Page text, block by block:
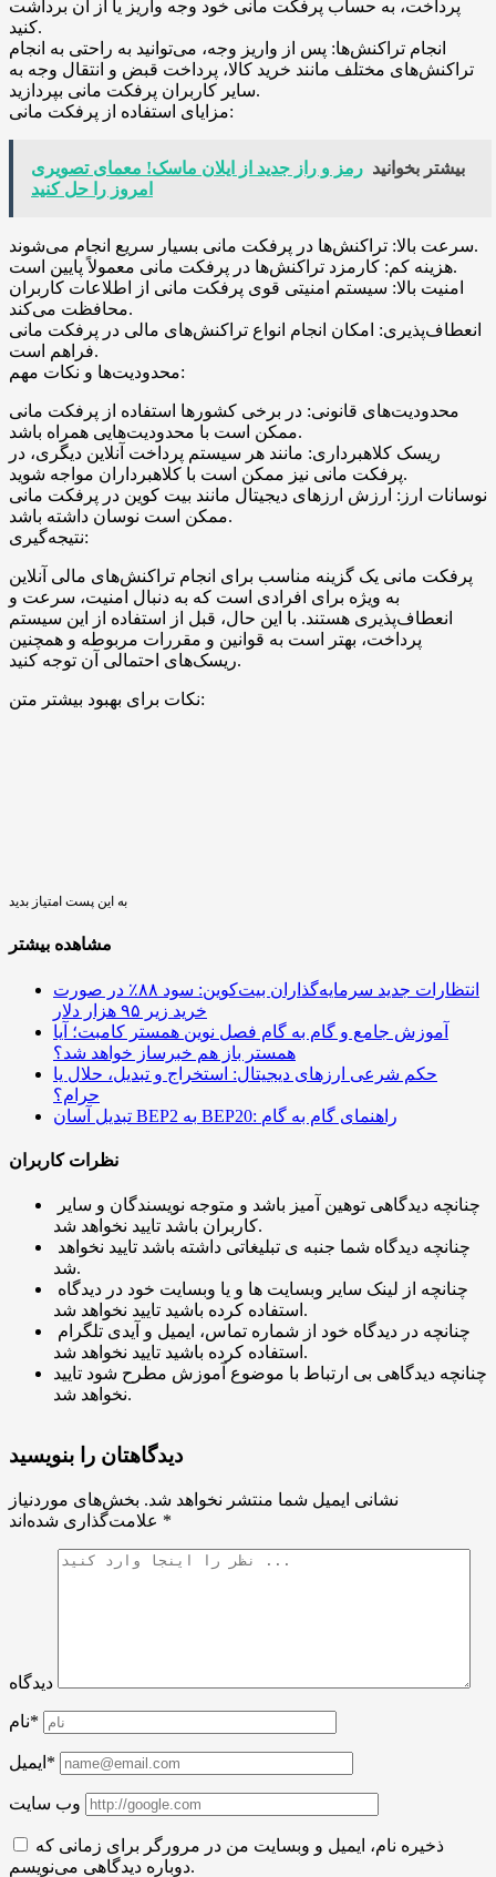
پرداخت، به حساب پرفکت مانی خود وجه واریز یا از آن برداشت
کنید.
انجام تراکنش‌ها: پس از واریز وجه، می‌توانید به راحتی به انجام
تراکنش‌های مختلف مانند خرید کالا، پرداخت قبض و انتقال وجه به
سایر کاربران پرفکت مانی بپردازید.
مزایای استفاده از پرفکت مانی:
بیشتر بخوانید رمز و راز جدید از ایلان ماسک! معمای تصویری
امروز را حل کنید
سرعت بالا: تراکنش‌ها در پرفکت مانی بسیار سریع انجام می‌شوند.
هزینه کم: کارمزد تراکنش‌ها در پرفکت مانی معمولاً پایین است.
امنیت بالا: سیستم امنیتی قوی پرفکت مانی از اطلاعات کاربران
محافظت می‌کند.
انعطاف‌پذیری: امکان انجام انواع تراکنش‌های مالی در پرفکت مانی
فراهم است.
محدودیت‌ها و نکات مهم:
محدودیت‌های قانونی: در برخی کشورها استفاده از پرفکت مانی
ممکن است با محدودیت‌هایی همراه باشد.
ریسک کلاهبرداری: مانند هر سیستم پرداخت آنلاین دیگری، در
پرفکت مانی نیز ممکن است با کلاهبرداران مواجه شوید.
نوسانات ارز: ارزش ارزهای دیجیتال مانند بیت کوین در پرفکت مانی
ممکن است نوسان داشته باشد.
نتیجه‌گیری:
پرفکت مانی یک گزینه مناسب برای انجام تراکنش‌های مالی آنلاین
به ویژه برای افرادی است که به دنبال امنیت، سرعت و
انعطاف‌پذیری هستند. با این حال، قبل از استفاده از این سیستم
پرداخت، بهتر است به قوانین و مقررات مربوطه و همچنین
ریسک‌های احتمالی آن توجه کنید.
نکات برای بهبود بیشتر متن:
به این پست امتیاز بدید
مشاهده بیشتر
انتظارات جدید سرمایه‌گذاران بیت‌کوین: سود ۸۸٪ در صورت
خرید زیر ۹۵ هزار دلار
آموزش جامع و گام به گام فصل نوین همستر کامبت؛ آیا
همستر باز هم خبرساز خواهد شد؟
حکم شرعی ارزهای دیجیتال: استخراج و تبدیل، حلال یا
حرام؟
تبدیل آسان BEP2 به BEP20: راهنمای گام به گام
نظرات کاربران
کاربران باشد تایید نخواهد شد.
شد.
استفاده کرده باشید تایید نخواهد شد.
استفاده کرده باشید تایید نخواهد شد.
چنانچه دیدگاهی بی ارتباط با موضوع آموزش مطرح شود تایید
نخواهد شد.
دیدگاهتان را بنویسید
نشانی ایمیل شما منتشر نخواهد شد. بخش‌های موردنیاز
*
دیدگاه
نام*
ایمیل*
وب سایت
ذخیره نام، ایمیل و وبسایت من در مرورگر برای زمانی که
دوباره دیدگاهی می‌نویسم.